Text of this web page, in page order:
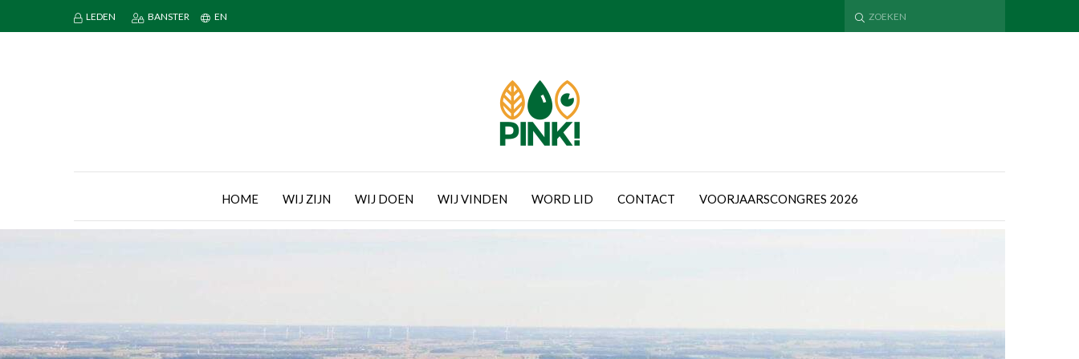
LEDEN BANSTER EN
HOME WIJ ZIJN WIJ DOEN WIJ VINDEN WORD LID CONTACT VOORJAARSCONGRES 2026